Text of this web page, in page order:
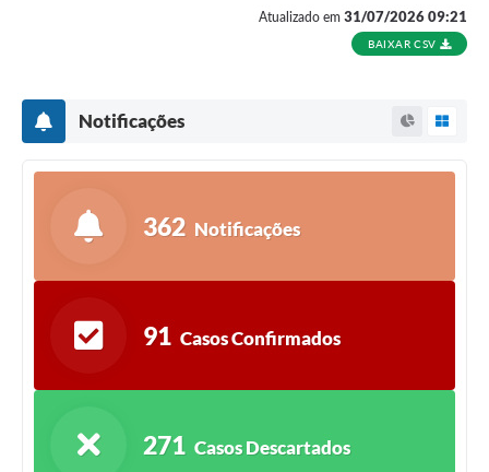
Atualizado em 31/07/2026 09:21
BAIXAR CSV
Notificações
362 Notificações
91 Casos Confirmados
271 Casos Descartados